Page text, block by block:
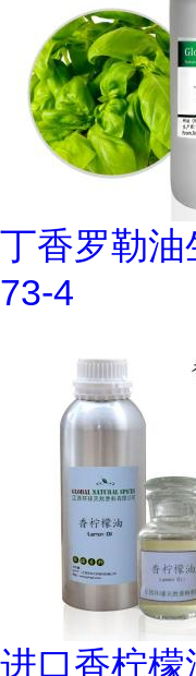
丁香罗勒
73-4
进口香柠